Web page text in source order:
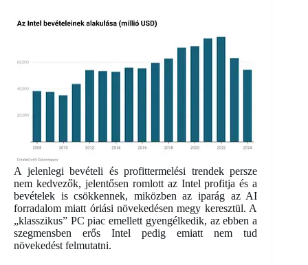
A jelenlegi bevételi és profittermelési trendek persze
nem kedvezők, jelentősen romlott az Intel profitja és a
bevételek is csökkennek, miközben az iparág az AI
forradalom miatt óriási növekedésen megy keresztül. A
„klasszikus” PC piac emellett gyengélkedik, az ebben a
szegmensben erős Intel pedig emiatt nem tud
növekedést felmutatni.